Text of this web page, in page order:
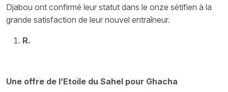
Djabou ont confirmé leur statut dans le onze sétifien à la
grande satisfaction de leur nouvel entraîneur.
R.
Une offre de l’Etoile du Sahel pour Ghacha